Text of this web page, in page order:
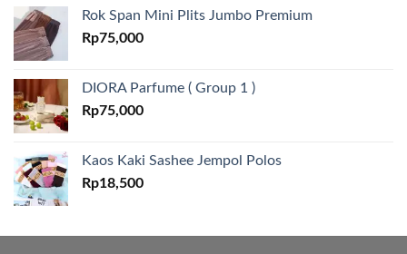
Rok Span Mini Plits Jumbo Premium
Rp75,000
DIORA Parfume ( Group 1 )
Rp75,000
Kaos Kaki Sashee Jempol Polos
Rp18,500